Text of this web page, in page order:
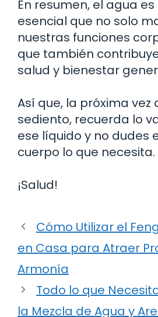
En resumen, el agua
esencial que no solo
nuestras funciones
que también
salud y bienestar
Así que, la próxima vez
sediento, recuerda lo
ese líquido y no dudes
cuerpo lo que necesita.
¡Salud!
Cómo Utilizar el
en Casa para Atraer
Armonía
Todo lo que
la Mezcla de Agua y